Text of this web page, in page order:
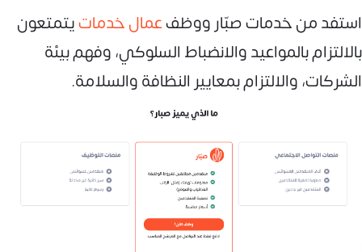
استفد من خدمات صبّار ووظفعمال خدماتيتمتعون
بالالتزام بالمواعيد والانضباط السلوكي، وفهم بيئة
الشركات، والالتزام بمعايير النظافة والسلامة.